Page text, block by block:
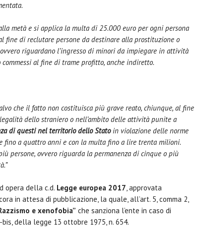
metà e si applica la multa di 25.000 euro per ogni persona
fine di reclutare persone da destinare alla prostituzione o
riguardano l’ingresso di minori da impiegare in attività
al fine di trame profitto, anche indiretto.
che il fatto non costituisca più grave reato, chiunque, al fine
dello straniero o nell’ambito delle attività punite a
di questi nel territorio dello Statoin violazione delle norme
fino a quattro anni e con la multa fino a lire trenta milioni.
persone, ovvero riguarda la permanenza di cinque o più
opera della c.d. Legge europea 2017, approvata
in attesa di pubblicazione, la quale, all’art. 5, comma 2,
e xenofobia” che sanziona l’ente in caso di
della legge 13 ottobre 1975, n. 654.